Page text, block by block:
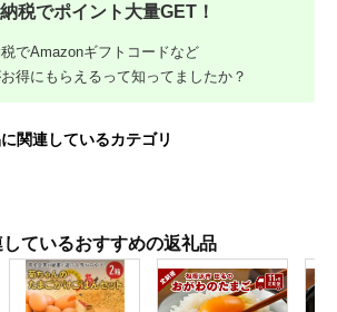
税でポイント大量GET！
でAmazonギフトコードなど
得にもらえるって知ってましたか？
関連しているカテゴリ
ているおすすめの返礼品